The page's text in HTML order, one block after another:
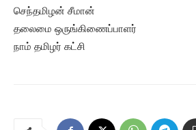
செந்தமிழன் சீமான்
தலைமை ஒருங்கிணைப்பாளர்
நாம் தமிழர் கட்சி